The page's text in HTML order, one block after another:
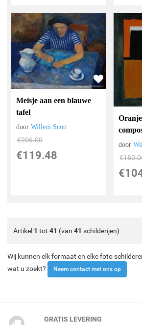
Meisje aan een blauwe
tafel
doorWillem Scott
€206.00
€119.48
door
€
€
Artikel 1 tot 41 (van 41 schilderijen)
Wij kunnen elk formaat en elke foto
wat u zoekt?
Neem contact met ons op
GRATIS LEVERING